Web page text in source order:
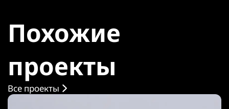
Похожие
проекты
Все проекты